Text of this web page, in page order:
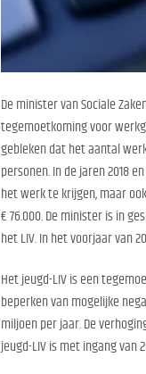
De minister van Sociale
tegemoetkoming voor
gebleken dat het aantal
personen. In de jaren 2018
het werk te krijgen, maar
€ 76.000. De minister is in
het LIV. In het voorjaar van
Het jeugd-LIV is een
beperken van mogelijke
miljoen per jaar. De
jeugd-LIV is met ingang van